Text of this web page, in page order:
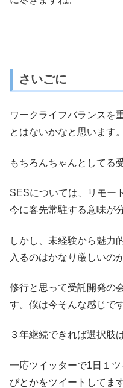
さいごに
ワークライフバランスを
とはないかなと思います。
もちろんちゃんとしてる
SESについては、リモー
今に客先常駐する意味が
しかし、未経験から魅力
入るのはかなり厳しいの
修行と思って受託開発の
す。僕は今そんな感じです
３年継続できれば選択肢
一応ツイッターで1日１
びとかをツイートしてま